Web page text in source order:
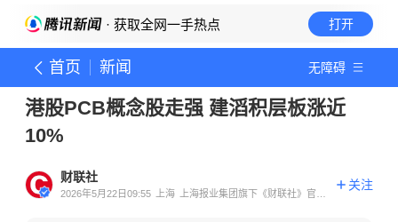
· 获取全网一手热点 打开
首页 新闻 无障碍
港股PCB概念股走强 建滔积层板涨近
10%
财联社
2026年5月22日09:55 上海
上海报业集团旗下《财联社》官方
关注